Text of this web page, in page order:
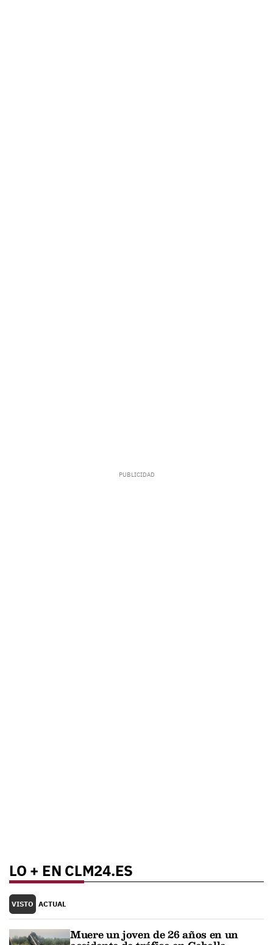
LO + EN CLM24.ES
VISTO ACTUAL
Muere un joven de 26 años en un